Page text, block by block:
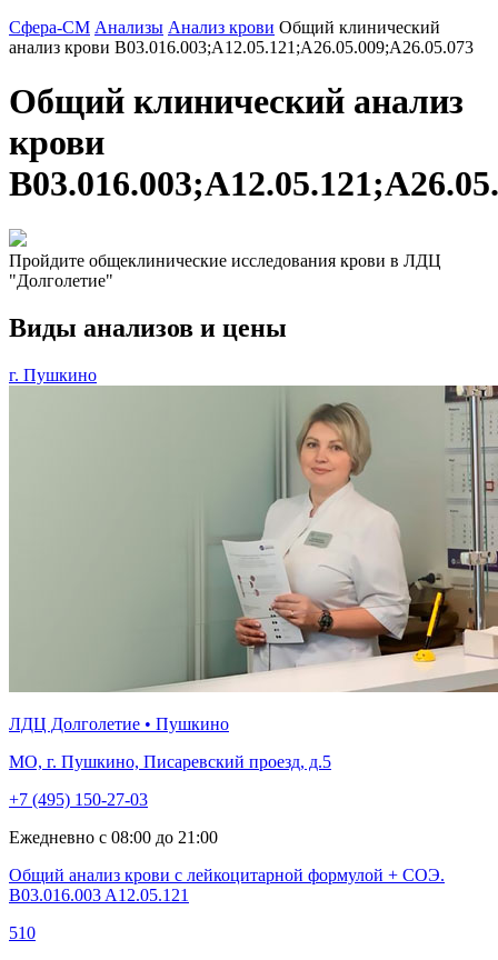
Сфера-СМ Анализы Анализ крови Общий клинический
анализ крови B03.016.003;A12.05.121;A26.05.009;A26.05.073
Общий клинический анализ
крови
Пройдите общеклинические исследования крови в ЛДЦ
"Долголетие"
Виды анализов и цены
г. Пушкино
ЛДЦ Долголетие • Пушкино
МО, г. Пушкино, Писаревский проезд, д.5
+7 (495) 150-27-03
Ежедневно с 08:00 до 21:00
Общий анализ крови с лейкоцитарной формулой + СОЭ.
B03.016.003 A12.05.121
510